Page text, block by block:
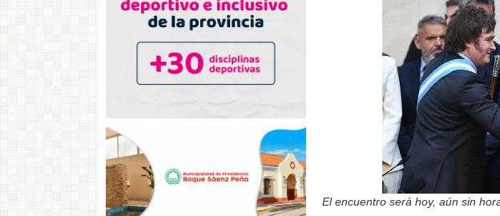
El encuentro será hoy, aún sin